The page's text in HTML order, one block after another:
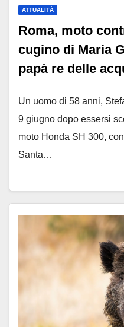
ATTUALITÀ
Roma, moto
cugino di Maria
papà re delle
Un uomo di 58 anni,
9 giugno dopo essersi
moto Honda SH 300,
Santa…